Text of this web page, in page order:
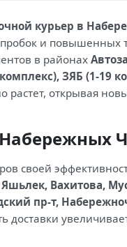
курьер в
и повышенных
в районах
ЗЯБ (1-19
растет, открывая
своей
Вахитова,
пр-т,
доставки